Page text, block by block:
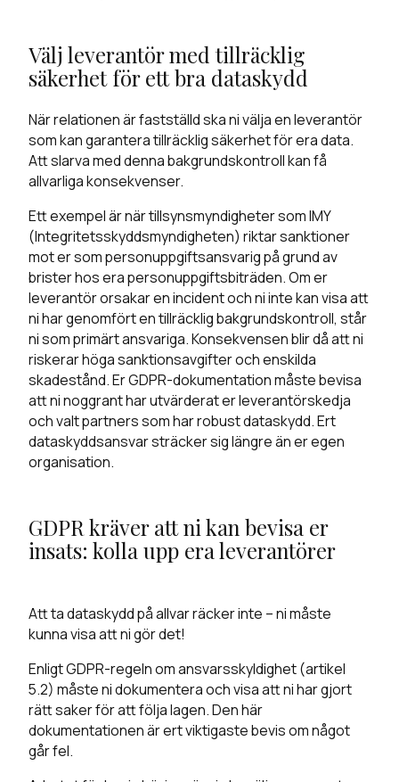
Välj leverantör med tillräcklig
säkerhet för ett bra dataskydd
När relationen är fastställd ska ni välja en leverantör
somkan garantera tillräcklig säkerhet för era data.
Att slarva med denna bakgrundskontroll kan få
allvarliga konsekvenser.
Ett exempel är när tillsynsmyndigheter somIMY
(Integritetsskyddsmyndigheten) riktar sanktioner
mot er som personuppgiftsansvarig på grund av
brister hos era personuppgiftsbiträden. Om er
leverantör orsakar en incident och ni inte kan visa att
ni har genomfört en tillräcklig bakgrundskontroll, står
ni som primärt ansvariga. Konsekvensen blir då att ni
riskerar höga sanktionsavgifter och enskilda
skadestånd. Er GDPR-dokumentation måste bevisa
att ni noggrant har utvärderat er leverantörskedja
och valt partners som har robust dataskydd. Ert
dataskyddsansvar sträcker sig längre än er egen
organisation.
GDPR kräver att ni kan bevisa er
insats: kolla upp era leverantörer
Att ta dataskydd på allvar räcker inte – ni måste
kunna visa att ni gör det!
Enligt GDPR-regeln om ansvarsskyldighet (artikel
5.2) måste ni dokumentera och visa att ni har gjort
rätt saker för att följa lagen. Den här
dokumentationen är ert viktigaste bevis om något
går fel.